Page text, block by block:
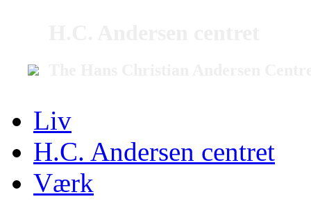
Liv
H.C. Andersen centret
Værk